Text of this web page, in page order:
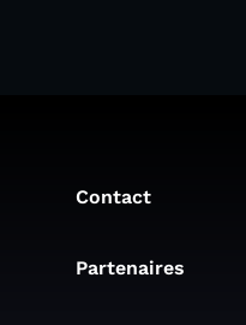
Contact
Partenaires